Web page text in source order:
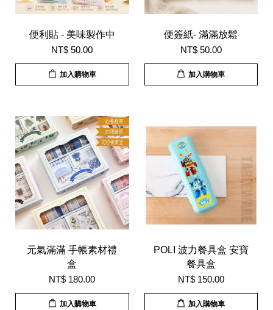
便利貼 - 美味製作中
NT$ 50.00
加入購物車
便簽紙- 滿滿放鬆
NT$ 50.00
加入購物車
元氣滿滿 手帳素材禮
盒
NT$ 180.00
加入購物車
POLI 波力餐具盒 安寶
餐具盒
NT$ 150.00
加入購物車